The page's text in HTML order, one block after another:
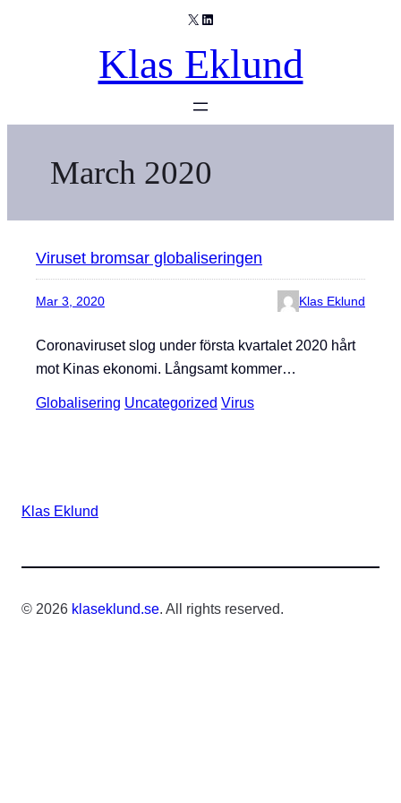
X LinkedIn
Klas Eklund
March 2020
Viruset bromsar globaliseringen
Mar 3, 2020 Klas Eklund
Coronaviruset slog under första kvartalet 2020 hårt
mot Kinas ekonomi. Långsamt kommer…
Globalisering Uncategorized Virus
Klas Eklund
© 2026 klaseklund.se. All rights reserved.